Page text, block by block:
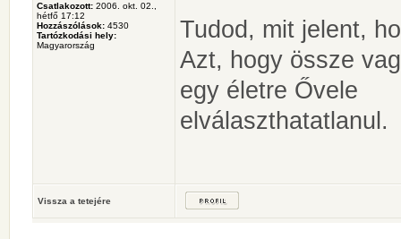
Csatlakozott: 2006. okt. 02.,
hétfő 17:12
Hozzászólások: 4530
Tartózkodási hely:
Magyarország
Tudod, mit jelent,
Azt, hogy össze
egy életre Ővele
elválaszthatatlanul.
Vissza a tetejére